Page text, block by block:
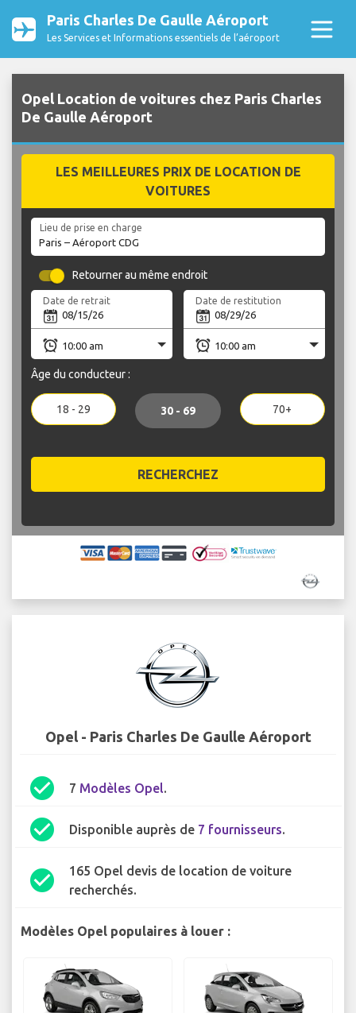
Paris Charles De Gaulle Aéroport
Les Services et Informations essentiels de l’aéroport
Opel Location de voitures chez Paris Charles
De Gaulle Aéroport
LES MEILLEURES PRIX DE LOCATION DE
VOITURES
Lieu de prise en charge
Retourner au même endroit
Date de retrait Date de restitution
Âge du conducteur :
18 - 29 30 - 69 70+
RECHERCHEZ
Opel - Paris Charles De Gaulle Aéroport
check_circle 7 Modèles Opel.
check_circle Disponible auprès de 7 fournisseurs.
check_circle
165 Opel devis de location de voiture
recherchés.
Modèles Opel populaires à louer :